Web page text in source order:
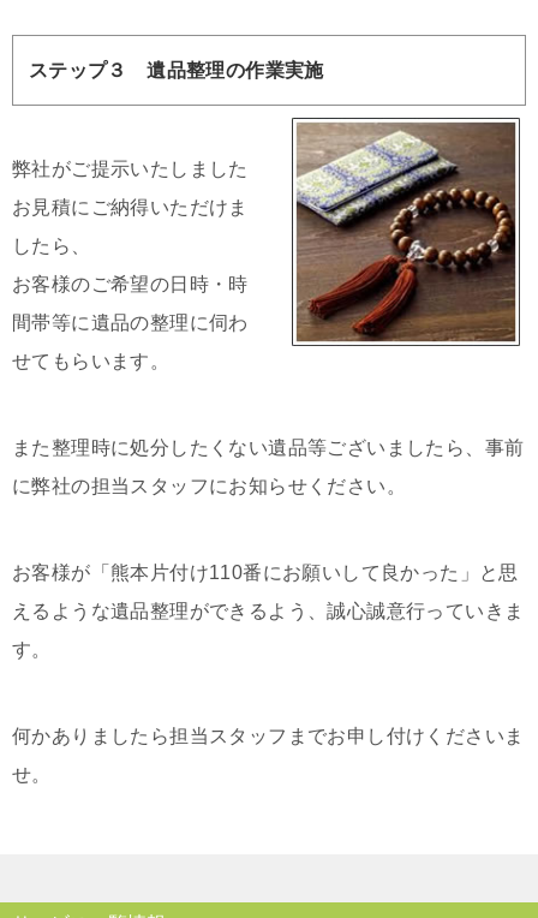
ステップ３ 遺品整理の作業実施
弊社がご提示いたしました
お見積にご納得いただけま
したら、
お客様のご希望の日時・時
間帯等に遺品の整理に伺わ
せてもらいます。
また整理時に処分したくない遺品等ございましたら、事前
に弊社の担当スタッフにお知らせください。
お客様が「熊本片付け110番にお願いして良かった」と思
えるような遺品整理ができるよう、誠心誠意行っていきま
す。
何かありましたら担当スタッフまでお申し付けくださいま
せ。